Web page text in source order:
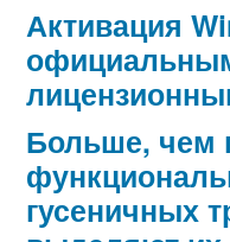
Активация
Больше, чем
гусеничных